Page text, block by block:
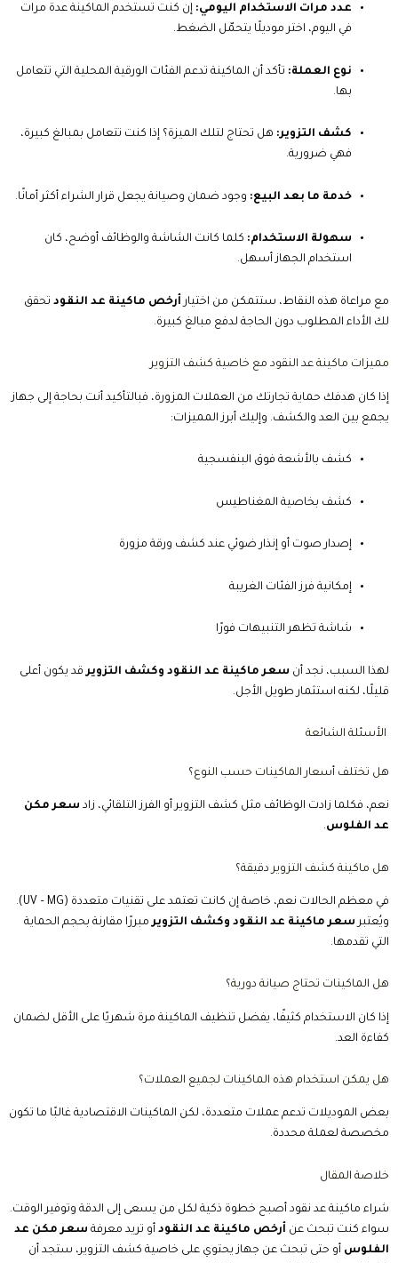
عدد مرات الاستخدام اليومي: إن كنت تستخدم الماكينة عدة مرات
في اليوم، اختر موديلًا يتحمّل الضغط.
نوع العملة: تأكد أن الماكينة تدعم الفئات الورقية المحلية التي تتعامل
بها.
كشف التزوير: هل تحتاج لتلك الميزة؟ إذا كنت تتعامل بمبالغ كبيرة،
فهي ضرورية.
خدمة ما بعد البيع: وجود ضمان وصيانة يجعل قرار الشراء أكثر أمانًا.
سهولة الاستخدام: كلما كانت الشاشة والوظائف أوضح، كان
استخدام الجهاز أسهل.
مع مراعاة هذه النقاط، ستتمكن من اختيارأرخص ماكينة عد النقود تحقق
لك الأداء المطلوب دون الحاجة لدفع مبالغ كبيرة.
مميزات ماكينة عد النقود مع خاصية كشف التزوير
إذا كان هدفك حماية تجارتك من العملات المزورة، فبالتأكيد أنت بحاجة إلى جهاز
يجمع بين العد والكشف. وإليك أبرز المميزات:
كشف بالأشعة فوق البنفسجية
كشف بخاصية المغناطيس
إصدار صوت أو إنذار ضوئي عند كشف ورقة مزورة
إمكانية فرز الفئات الغريبة
شاشة تظهر التنبيهات فورًا
لهذا السبب، نجد أن سعر ماكينة عد النقود وكشف التزويرقد يكون أعلى
قليلًا، لكنه استثمار طويل الأجل.
الأسئلة الشائعة
هل تختلف أسعار الماكينات حسب النوع؟
نعم، فكلما زادت الوظائف مثل كشف التزوير أو الفرز التلقائي، زاد سعر مكن
عد الفلوس.
هل ماكينة كشف التزوير دقيقة؟
في معظم الحالات نعم، خاصة إن كانت تعتمد على تقنيات متعددة (UV – MG).
ويُعتبرسعر ماكينة عد النقود وكشف التزويرمبررًا مقارنة بحجم الحماية
التي تقدمها.
هل الماكينات تحتاج صيانة دورية؟
إذا كان الاستخدام كثيفًا، يفضل تنظيف الماكينة مرة شهريًا على الأقل لضمان
كفاءة العد.
هل يمكن استخدام هذه الماكينات لجميع العملات؟
بعض الموديلات تدعم عملات متعددة، لكن الماكينات الاقتصادية غالبًا ما تكون
مخصصة لعملة محددة.
خلاصة المقال
شراء ماكينة عد نقود أصبح خطوة ذكية لكل من يسعى إلى الدقة وتوفير الوقت.
سواء كنت تبحث عن أرخص ماكينة عد النقود أو تريد معرفة سعر مكن عد
الفلوس أو حتى تبحث عن جهاز يحتوي على خاصية كشف التزوير، ستجد أن